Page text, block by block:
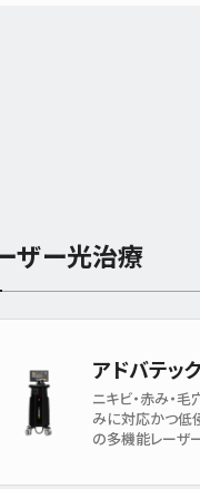
ザー光治療
アドバテッ
ニキビ・赤み・
みに対応かつ低
の多機能レーザ